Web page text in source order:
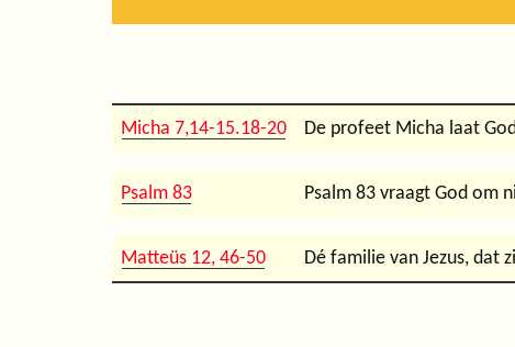
Micha 7,14-15.18-20 De profeet Micha laat
Psalm 83 Psalm 83 vraagt God om
Matteüs 12, 46-50 Dé familie van Jezus, dat